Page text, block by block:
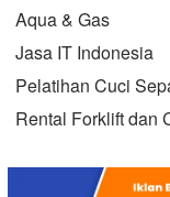
Aqua & Gas
Jasa IT Indonesia
Pelatihan Cuci
Rental Forklift dan